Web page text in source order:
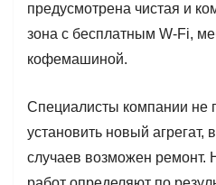
предусмотрена чистая и
зона с бесплатным W-Fi,
кофемашиной.
Специалисты компании не
установить новый агрегат,
случаев возможен ремонт.